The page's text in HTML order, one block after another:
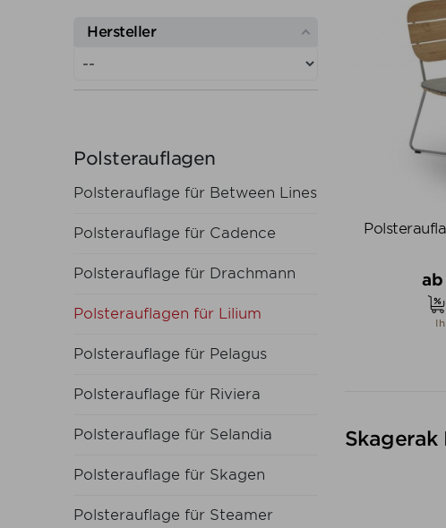
Hersteller
Polsterauflagen
Polsterauflage für Between Lines
Polsterauflage für Cadence
Polsterauflage für Drachmann
Polsterauflagen für Lilium
Polsterauflage für Pelagus
Polsterauflage für Riviera
Polsterauflage für Selandia
Polsterauflage für Skagen
Polsterauflage für Steamer
ab